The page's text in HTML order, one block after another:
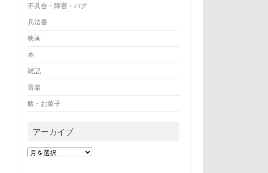
不具合・障害・バグ
兵法書
映画
本
雑記
音楽
飯・お菓子
アーカイブ
ア